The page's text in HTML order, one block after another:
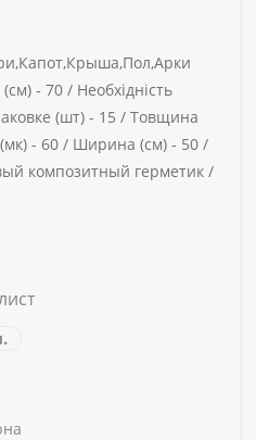
- 70 / Необхідність
(шт) - 15 / Товщина
- 60 / Ширина (см) - 50 /
композитный герметик /